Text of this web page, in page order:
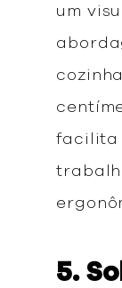
um
facilita
5.